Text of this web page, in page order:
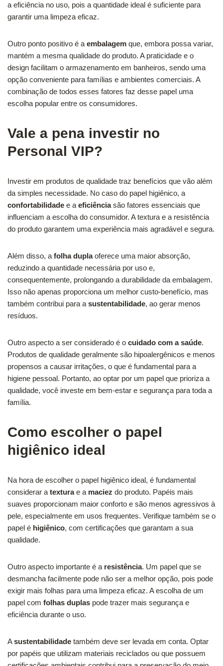
a eficiência no uso, pois a quantidade ideal é suficiente para
garantir uma limpeza eficaz.
Outro ponto positivo é a embalagem que, embora possa variar,
mantém a mesma qualidade do produto. A praticidade e o
design facilitam o armazenamento em banheiros, sendo uma
opção conveniente para famílias e ambientes comerciais. A
combinação de todos esses fatores faz desse papel uma
escolha popular entre os consumidores.
Vale a pena investir no
Personal VIP?
Investir em produtos de qualidade traz benefícios que vão além
da simples necessidade. No caso do papel higiênico, a
confortabilidade e a eficiênciasão fatores essenciais que
influenciam a escolha do consumidor. A textura e a resistência
do produto garantem uma experiência mais agradável e segura.
Além disso, a folha duplaoferece uma maior absorção,
reduzindo a quantidade necessária por uso e,
consequentemente, prolongando a durabilidade da embalagem.
Isso não apenas proporciona um melhor custo-benefício, mas
também contribui para a sustentabilidade, ao gerar menos
resíduos.
Outro aspecto a ser considerado é o cuidado com a saúde.
Produtos de qualidade geralmente são hipoalergênicos e menos
propensos a causar irritações, o que é fundamental para a
higiene pessoal. Portanto, ao optar por um papel que prioriza a
qualidade, você investe em bem-estar e segurança para toda a
família.
Como escolher o papel
higiênico ideal
Na hora de escolher o papel higiênico ideal, é fundamental
considerar a texturae a maciez do produto. Papéis mais
suaves proporcionam maior conforto e são menos agressivos à
pele, especialmente em usos frequentes. Verifique também se o
papel é higiênico, com certificações que garantam a sua
qualidade.
Outro aspecto importante é a resistência. Um papel que se
desmancha facilmente pode não ser a melhor opção, pois pode
exigir mais folhas para uma limpeza eficaz. A escolha de um
papel com folhas duplas pode trazer mais segurança e
eficiência durante o uso.
Asustentabilidade também deve ser levada em conta. Optar
por papéis que utilizam materiais reciclados ou que possuem